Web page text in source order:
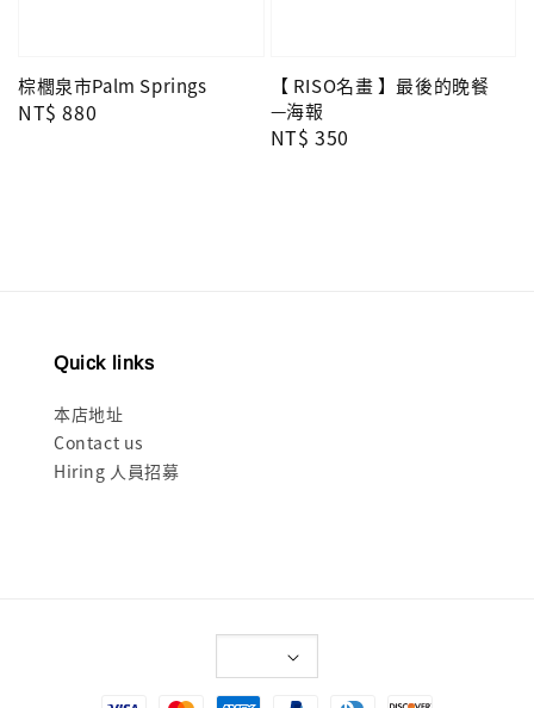
棕櫚泉市Palm Springs
Regular
NT$ 880
【 RISO名畫 】最後的晚餐
—海報
Regular
NT$ 350
Quick links
本店地址
Contact us
Hiring 人員招募